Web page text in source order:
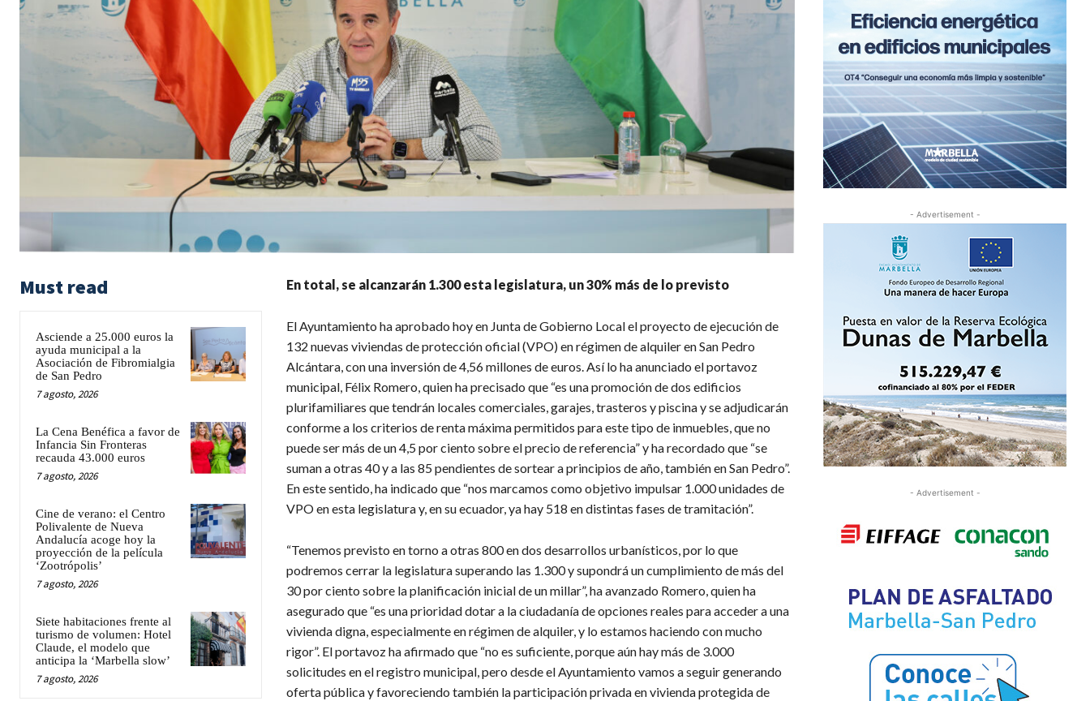
Must read
Asciende a 25.000 euros la
ayuda municipal a la
Asociación de Fibromialgia
de San Pedro
7 agosto, 2026
La Cena Benéfica a favor de
Infancia Sin Fronteras
recauda 43.000 euros
7 agosto, 2026
Cine de verano: el Centro
Polivalente de Nueva
Andalucía acoge hoy la
proyección de la película
‘Zootrópolis’
7 agosto, 2026
Siete habitaciones frente al
turismo de volumen: Hotel
Claude, el modelo que
anticipa la ‘Marbella slow’
7 agosto, 2026
En total, se alcanzarán 1.300 esta legislatura, un 30% más de lo previsto
El Ayuntamiento ha aprobado hoy en Junta de Gobierno Local el proyecto de ejecución de
132 nuevas viviendas de protección oficial (VPO) en régimen de alquiler en San Pedro
Alcántara, con una inversión de 4,56 millones de euros. Así lo ha anunciado el portavoz
municipal, Félix Romero, quien ha precisado que “es una promoción de dos edificios
plurifamiliares que tendrán locales comerciales, garajes, trasteros y piscina y se adjudicarán
conforme a los criterios de renta máxima permitidos para este tipo de inmuebles, que no
puede ser más de un 4,5 por ciento sobre el precio de referencia” y ha recordado que “se
suman a otras 40 y a las 85 pendientes de sortear a principios de año, también en San Pedro”.
En este sentido, ha indicado que “nos marcamos como objetivo impulsar 1.000 unidades de
VPO en esta legislatura y, en su ecuador, ya hay 518 en distintas fases de tramitación”.
“Tenemos previsto en torno a otras 800 en dos desarrollos urbanísticos, por lo que
podremos cerrar la legislatura superando las 1.300 y supondrá un cumplimiento de más del
30 por ciento sobre la planificación inicial de un millar”, ha avanzado Romero, quien ha
asegurado que “es una prioridad dotar a la ciudadanía de opciones reales para acceder a una
vivienda digna, especialmente en régimen de alquiler, y lo estamos haciendo con mucho
rigor”. El portavoz ha afirmado que “no es suficiente, porque aún hay más de 3.000
solicitudes en el registro municipal, pero desde el Ayuntamiento vamos a seguir generando
oferta pública y favoreciendo también la participación privada en vivienda protegida de
- Advertisement -
- Advertisement -